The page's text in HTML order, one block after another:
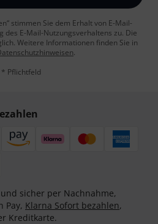
stimmen Sie dem Erhalt von E-Mail-
des E-Mail-Nutzungsverhaltens zu. Die
Weitere Informationen finden Sie in
.
* Pflichtfeld
sicher per Nachnahme,
Pay, Klarna Sofort bezahlen,
Kreditkarte.